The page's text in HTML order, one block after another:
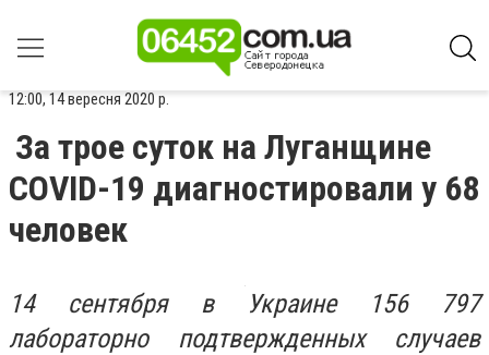
12:00, 14 вересня 2020 р.
За трое суток на Луганщине
COVID-19 диагностировали у 68
человек
14 сентября в Украине 156 797
лабораторно подтвержденных случаев